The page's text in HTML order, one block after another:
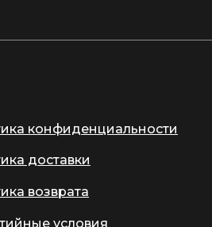
конфиденциальности
доставки
возврата
условия